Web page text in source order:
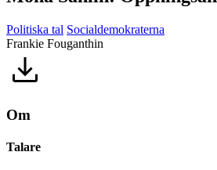
Politiska tal Socialdemokraterna
Frankie Fouganthin
Om
Talare